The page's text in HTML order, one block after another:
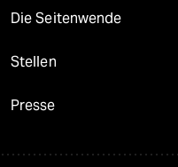
Die Seitenwende
Stellen
Presse